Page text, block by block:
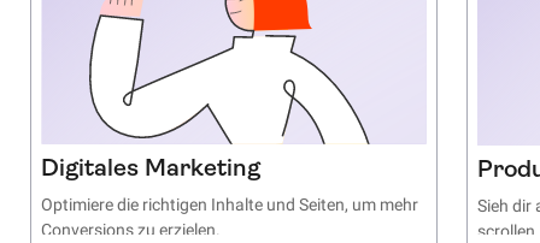
Digitales Marketing
Optimiere die richtigen Inhalte und Seiten, um mehr
Conversions zu erzielen.
Sieh dir